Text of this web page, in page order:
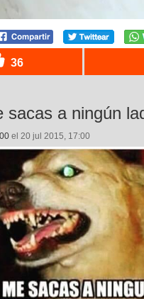
36
sacas a ningún
el 20 jul 2015, 17:00